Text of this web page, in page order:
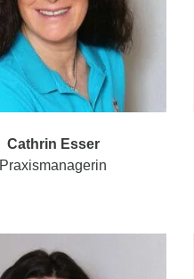
Cathrin Esser
Praxismanagerin